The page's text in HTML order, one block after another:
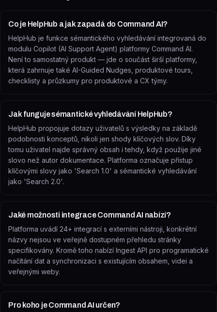
Co je HelpHub a jak zapadá do Command AI?
HelpHub je funkce sémantického vyhledávání integrovaná do
modulu Copilot (AI Support Agent) platformy Command AI.
Není to samostatný produkt — jde o součást širší platformy,
která zahrnuje také AI-Guided Nudges, produktové tours,
checklisty a průzkumy pro produktové a CX týmy.
Jak funguje sémantické vyhledávání HelpHub?
HelpHub propojuje dotazy uživatelů s výsledky na základě
podobnosti konceptů, nikoli jen shody klíčových slov. Díky
tomu uživatel najde správný obsah i tehdy, když použije jiné
slovo než autor dokumentace. Platforma označuje přístup
klíčovými slovy jako 'Search 1.0' a sémantické vyhledávání
jako 'Search 2.0'.
Jaké možnosti integrace Command AI nabízí?
Platforma uvádí 24+ integrací s externími nástroji, konkrétní
názvy nejsou ve veřejně dostupném přehledu stránky
specifikovány. Kromě toho nabízí Ingest API pro programatické
načítání dat a synchronizaci s existujícím obsahem, videi a
veřejnými weby.
Pro koho je Command AI určen?